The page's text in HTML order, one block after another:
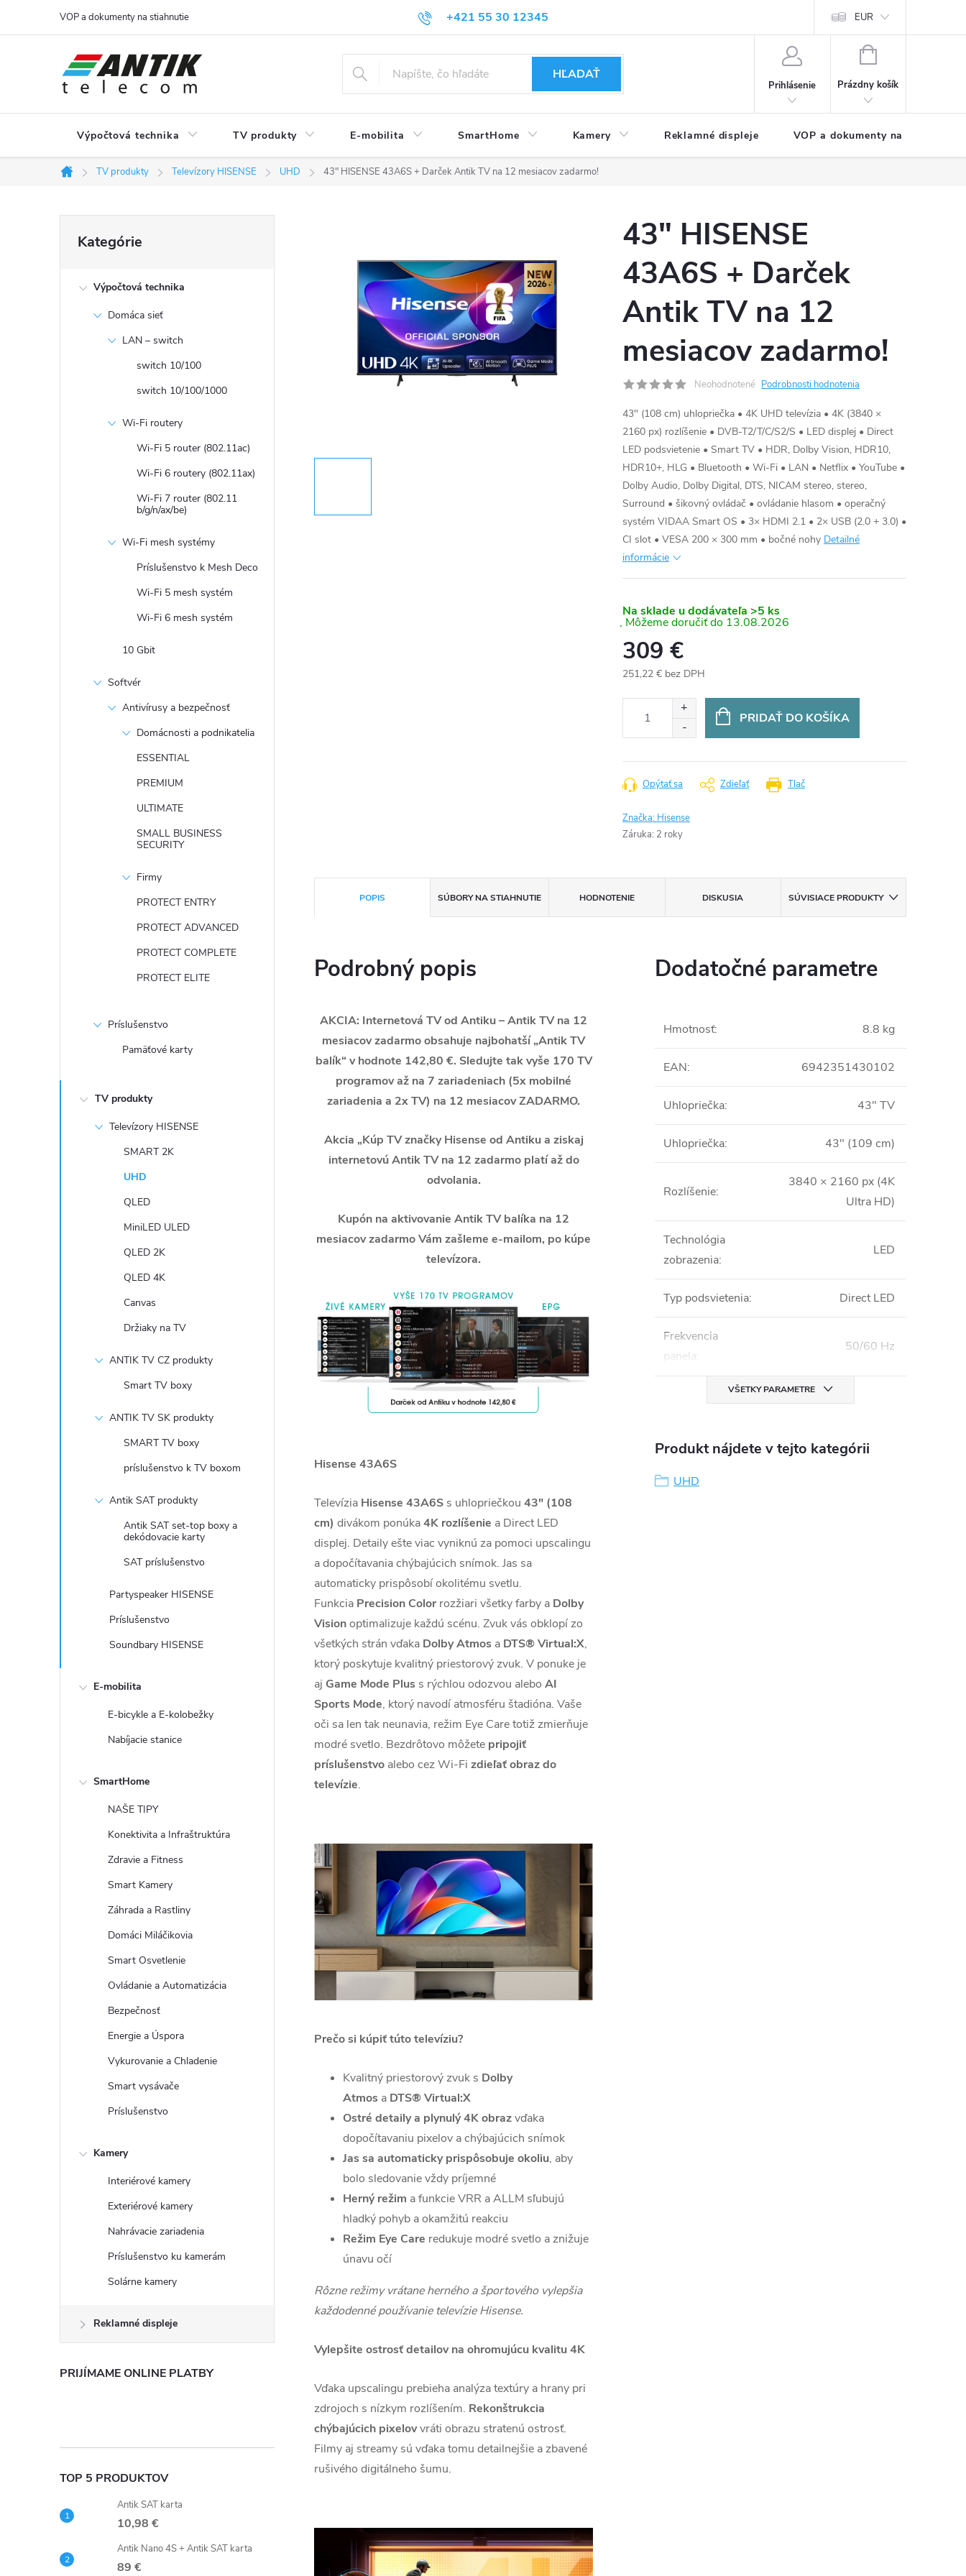
+421 55 30 12345
VOP a dokumenty na stiahnutie EUR
HĽADAŤ
Prihlásenie
NÁKUPNÝ
Prázdny košík
Výpočtová technika TV produkty E-mobilita SmartHome Kamery Reklamné displeje VOP a dokumenty na stiahnutie
Domov
TV produkty Televízory HISENSE UHD 43" HISENSE 43A6S + Darček Antik TV na 12 mesiacov zadarmo!
kategórie
Kategórie
Výpočtová technika
Domáca sieť
LAN – switch
switch 10/100
switch 10/100/1000
Wi-Fi routery
Wi-Fi 5 router (802.11ac)
Wi-Fi 6 routery (802.11ax)
Wi-Fi 7 router (802.11
b/g/n/ax/be)
Wi-Fi mesh systémy
Príslušenstvo k Mesh Deco
Wi-Fi 5 mesh systém
Wi-Fi 6 mesh systém
10 Gbit
Softvér
Antivírusy a bezpečnosť
Domácnosti a podnikatelia
ESSENTIAL
PREMIUM
ULTIMATE
SMALL BUSINESS
SECURITY
Firmy
PROTECT ENTRY
PROTECT ADVANCED
PROTECT COMPLETE
PROTECT ELITE
Príslušenstvo
Pamäťové karty
TV produkty
Televízory HISENSE
SMART 2K
UHD
QLED
MiniLED ULED
QLED 2K
QLED 4K
Canvas
Držiaky na TV
ANTIK TV CZ produkty
Smart TV boxy
ANTIK TV SK produkty
SMART TV boxy
príslušenstvo k TV boxom
Antik SAT produkty
Antik SAT set-top boxy a
dekódovacie karty
SAT príslušenstvo
Partyspeaker HISENSE
Príslušenstvo
Soundbary HISENSE
E-mobilita
E-bicykle a E-kolobežky
Nabíjacie stanice
SmartHome
NAŠE TIPY
Konektivita a Infraštruktúra
Zdravie a Fitness
Smart Kamery
Záhrada a Rastliny
Domáci Miláčikovia
Smart Osvetlenie
Ovládanie a Automatizácia
Bezpečnosť
Energie a Úspora
Vykurovanie a Chladenie
Smart vysávače
Príslušenstvo
Kamery
Interiérové kamery
Exteriérové kamery
Nahrávacie zariadenia
Príslušenstvo ku kamerám
Solárne kamery
Reklamné displeje
PRIJÍMAME ONLINE PLATBY
TOP 5 PRODUKTOV
Antik SAT karta
10,98 €
Antik Nano 4S + Antik SAT karta
89 €
43" HISENSE
43A6S + Darček
Antik TV na 12
mesiacov zadarmo!
Neohodnotené Podrobnosti hodnotenia
43" (108 cm) uhlopriečka • 4K UHD televízia • 4K (3840 ×
2160 px) rozlíšenie • DVB-T2/T/C/S2/S • LED displej • Direct
LED podsvietenie • Smart TV • HDR, Dolby Vision, HDR10,
HDR10+, HLG • Bluetooth • Wi-Fi • LAN • Netflix • YouTube •
Dolby Audio, Dolby Digital, DTS, NICAM stereo, stereo,
Surround • šikovný ovládač • ovládanie hlasom • operačný
systém VIDAA Smart OS • 3× HDMI 2.1 • 2× USB (2.0 + 3.0) •
CI slot • VESA 200 × 300 mm • bočné nohy Detailné
informácie
Na sklade u dodávateľa >5 ks
13.08.2026
309 €
251,22 € bez DPH
PRIDAŤ DO KOŠÍKA
Tlač
Opýtať sa Zdieľať
Značka: Hisense
Záruka: 2 roky
POPIS SÚBORY NA STIAHNUTIE HODNOTENIE DISKUSIA SÚVISIACE PRODUKTY
Podrobný popis
AKCIA: Internetová TV od Antiku – Antik TV na 12
mesiacov zadarmo obsahuje najbohatší „Antik TV
balík“ v hodnote 142,80 €. Sledujte tak vyše 170 TV
programov až na 7 zariadeniach (5x mobilné
zariadenia a 2x TV) na 12 mesiacov ZADARMO.
Akcia „Kúp TV značky Hisense od Antiku a ziskaj
internetovú Antik TV na 12 zadarmo platí až do
odvolania.
Kupón na aktivovanie Antik TV balíka na 12
mesiacov zadarmo Vám zašleme e-mailom, po kúpe
televízora.
Hisense 43A6S
Televízia Hisense 43A6S s uhlopriečkou 43" (108
cm) divákom ponúka4K rozlíšenie a Direct LED
displej. Detaily ešte viac vyniknú za pomoci upscalingu
a dopočítavania chýbajúcich snímok. Jas sa
automaticky prispôsobí okolitému svetlu.
Funkcia Precision Color rozžiari všetky farby a Dolby
Visionoptimalizuje každú scénu. Zvuk vás obklopí zo
všetkých strán vďaka Dolby Atmos a DTS® Virtual:X,
ktorý poskytuje kvalitný priestorový zvuk. V ponuke je
aj Game Mode Plus s rýchlou odozvou alebo AI
Sports Mode, ktorý navodí atmosféru štadióna. Vaše
oči sa len tak neunavia, režim Eye Care totiž zmierňuje
modré svetlo. Bezdrôtovo môžete pripojiť
príslušenstvo alebo cez Wi-Fi zdieľať obraz do
televízie.
Prečo si kúpiť túto televíziu?
Kvalitný priestorový zvuk s Dolby
Atmos a DTS® Virtual:X
Ostré detaily a plynulý 4K obrazvďaka
dopočítavaniu pixelov a chýbajúcich snímok
Jas sa automaticky prispôsobuje okoliu, aby
bolo sledovanie vždy príjemné
Herný režim a funkcie VRR a ALLM sľubujú
hladký pohyb a okamžitú reakciu
Režim Eye Care redukuje modré svetlo a znižuje
únavu očí
Rôzne režimy vrátane herného a športového vylepšia
každodenné používanie televízie Hisense.
Vylepšite ostrosť detailov na ohromujúcu kvalitu 4K
Vďaka upscalingu prebieha analýza textúry a hrany pri
zdrojoch s nízkym rozlíšením. Rekonštrukcia
chýbajúcich pixelovvráti obrazu stratenú ostrosť.
Filmy aj streamy sú vďaka tomu detailnejšie a zbavené
rušivého digitálneho šumu.
Dodatočné parametre
Hmotnosť: 8.8 kg
EAN: 6942351430102
Uhlopriečka: 43" TV
Uhlopriečka: 43" (109 cm)
Rozlíšenie:
3840 × 2160 px (4K
Ultra HD)
Technológia
zobrazenia:
LED
Typ podsvietenia: Direct LED
Frekvencia
panela:
50/60 Hz
VŠETKY PARAMETRE
Produkt nájdete v tejto kategórii
UHD